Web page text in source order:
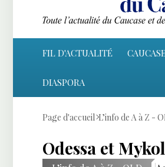
FIL D'ACTUALITÉ
DIASPORA
Page d'accueil L’info de A à Z -
Odessa et